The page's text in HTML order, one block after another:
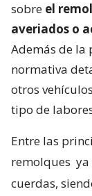
sobre el
averiados o
Además de la
normativa
otros
tipo de
Entre las
remolques ya
cuerdas,